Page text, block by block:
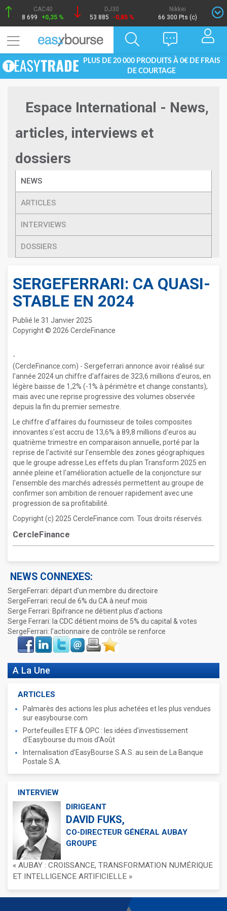
CAC40
8 699
+0,35 %
DJ30
53 885
-0,85 %
Nikkei
66 300 Pts (c)
PLUS DE 20 000 PRODUITS À 0€ DE FRAIS
DE COURTAGE
Espace International - News,
articles, interviews et
dossiers
NEWS
ARTICLES
INTERVIEWS
DOSSIERS
SERGEFERRARI: CA QUASI-
STABLE EN 2024
Publié le 31 Janvier 2025
Copyright © 2026 CercleFinance
-
(CercleFinance.com) - Sergeferrari annonce avoir réalisé sur
l'année 2024 un chiffre d'affaires de 323,6 millions d'euros, en
légère baisse de 1,2% (-1% à périmètre et change constants),
mais avec une reprise progressive des volumes observée
depuis la fin du premier semestre.
Le chiffre d'affaires du fournisseur de toiles composites
innovantes s'est accru de 13,6% à 89,8 millions d'euros au
quatrième trimestre en comparaison annuelle, porté par la
reprise de l'activité sur l'ensemble des zones géographiques
que le groupe adresse.Les effets du plan Transform 2025 en
année pleine et l'amélioration actuelle de la conjoncture sur
l'ensemble des marchés adressés permettent au groupe de
confirmer son ambition de renouer rapidement avec une
progression de sa profitabilité.
Copyright (c) 2025 CercleFinance.com. Tous droits réservés.
CercleFinance
NEWS CONNEXES:
SergeFerrari: départ d'un membre du directoire
SergeFerrari: recul de 6% du CA à neuf mois
Serge Ferrari: Bpifrance ne détient plus d'actions
Serge Ferrari: la CDC détient moins de 5% du capital & votes
SergeFerrari: l'actionnaire de contrôle se renforce
Face
book
LinkIn Twitter Envoyer ImprimerFavoris
A La Une
ARTICLES
Palmarès des actions les plus achetées et les plus vendues
sur easybourse.com
Portefeuilles ETF & OPC : les idées d'investissement
d'Easybourse du mois d'Août
Internalisation d'EasyBourse S.A.S. au sein de La Banque
Postale S.A.
INTERVIEW
DIRIGEANT
DAVID FUKS,
CO-DIRECTEUR GÉNÉRAL AUBAY
GROUPE
« AUBAY : CROISSANCE, TRANSFORMATION NUMÉRIQUE
ET INTELLIGENCE ARTIFICIELLE »